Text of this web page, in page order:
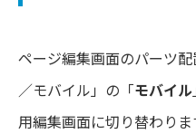
ページ編集画面のパーツ
／モバイル」の「モバイル
用編集画面に切り替わりま